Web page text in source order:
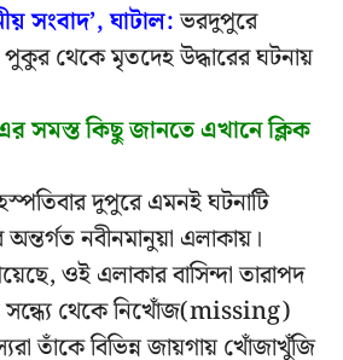
সংবাদ’, ঘাটাল:ভরদুপুরে
থেকে মৃতদেহ উদ্ধারের ঘটনায়
সমস্ত কিছু জানতে এখানে ক্লিক
দুপুরে এমনই ঘটনাটি
নবীনমানুয়া এলাকায়।
ওই এলাকার বাসিন্দা তারাপদ
থেকে নিখোঁজ(missing)
তাঁকে বিভিন্ন জায়গায় খোঁজাখুঁজি